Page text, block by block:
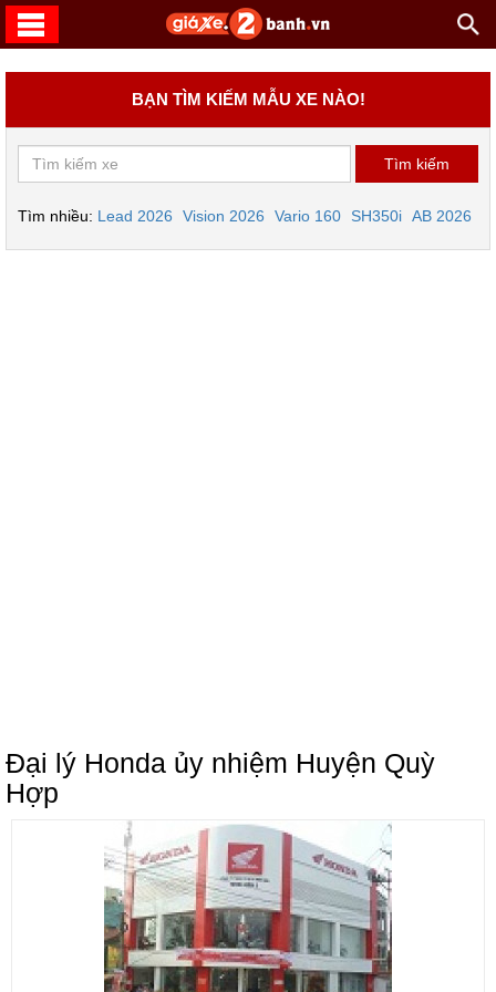
BẠN TÌM KIẾM MẪU XE NÀO!
Tìm nhiều: Lead 2026 Vision 2026 Vario 160 SH350i AB 2026
Đại lý Honda ủy nhiệm Huyện Quỳ
Hợp